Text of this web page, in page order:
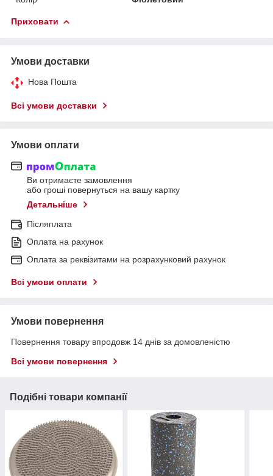
Приховати
Умови доставки
Нова Пошта
Всі умови доставки
Умови оплати
Ви отримаєте замовлення
або гроші повернуться на вашу картку
Детальніше
Післяплата
Оплата на рахунок
Оплата за реквізитами на розрахунковий рахунок
Всі умови оплати
Умови повернення
Повернення товару впродовж 14 днів за домовленістю
Всі умови повернення
Подібні товари компанії